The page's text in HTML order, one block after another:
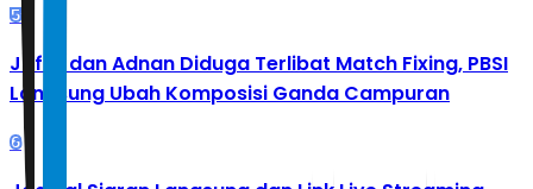
5
Jafar dan Adnan Diduga Terlibat Match Fixing, PBSI
Langsung Ubah Komposisi Ganda Campuran
6